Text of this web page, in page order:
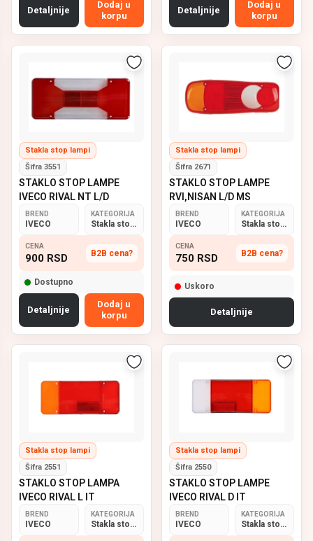
Detaljnije
Dodaj u
korpu
Detaljnije
Dodaj u
korpu
Stakla stop lampi
Šifra 3551
STAKLO STOP LAMPE
IVECO RIVAL NT L/D
BREND
IVECO
KATEGORIJA
Stakla stop lampi
CENA
900 RSD B2B cena?
Dostupno
Detaljnije
Dodaj u
korpu
Stakla stop lampi
Šifra 2671
STAKLO STOP LAMPE
RVI,NISAN L/D MS
BREND
IVECO
KATEGORIJA
Stakla stop lampi
CENA
750 RSD B2B cena?
Uskoro
Detaljnije
Stakla stop lampi
Šifra 2551
STAKLO STOP LAMPA
IVECO RIVAL L IT
BREND
IVECO
KATEGORIJA
Stakla stop lampi
Stakla stop lampi
Šifra 2550
STAKLO STOP LAMPE
IVECO RIVAL D IT
BREND
IVECO
KATEGORIJA
Stakla stop lampi